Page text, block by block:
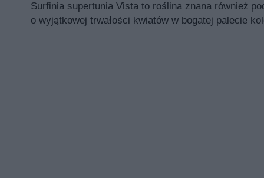
Surfinia supertunia Vista to roślina znana również
o wyjątkowej trwałości kwiatów w bogatej palecie